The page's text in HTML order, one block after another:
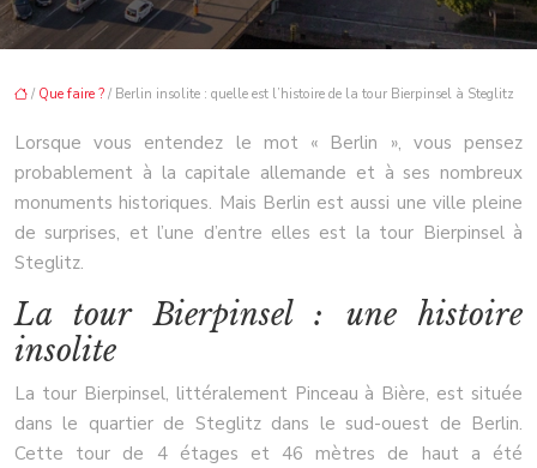
/ Que faire ? / Berlin insolite : quelle est l’histoire de la tour Bierpinsel à Steglitz
Lorsque vous entendez le mot « Berlin », vous pensez
probablement à la capitale allemande et à ses nombreux
monuments historiques. Mais Berlin est aussi une ville pleine
de surprises, et l’une d’entre elles est la tour Bierpinsel à
Steglitz.
La tour Bierpinsel : une histoire
insolite
La tour Bierpinsel, littéralement Pinceau à Bière, est située
dans le quartier de Steglitz dans le sud-ouest de Berlin.
Cette tour de 4 étages et 46 mètres de haut a été